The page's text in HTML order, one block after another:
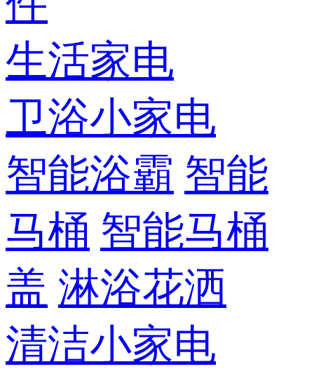
生活家电
卫浴小家电
智能浴霸 智能
马桶 智能马桶
盖 淋浴花洒
清洁小家电